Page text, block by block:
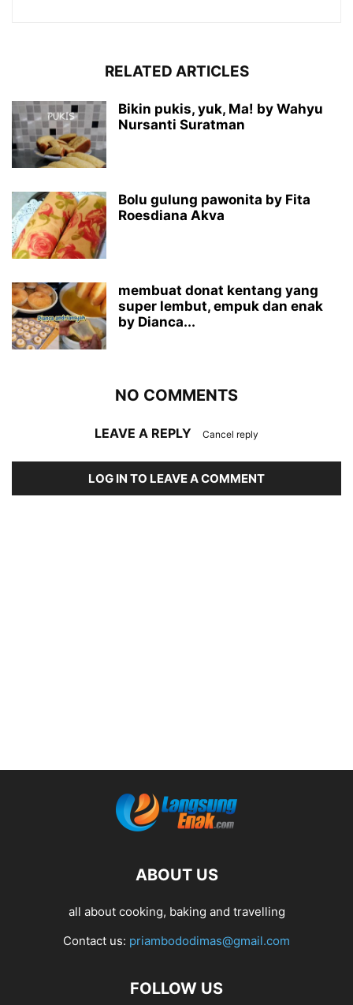
RELATED ARTICLES
Bikin pukis, yuk, Ma! by Wahyu
Nursanti Suratman
Bolu gulung pawonita by Fita
Roesdiana Akva
membuat donat kentang yang
super lembut, empuk dan enak
by Dianca...
NO COMMENTS
LEAVE A REPLY Cancel reply
LOG IN TO LEAVE A COMMENT
ABOUT US
all about cooking, baking and travelling
Contact us: priambododimas@gmail.com
FOLLOW US